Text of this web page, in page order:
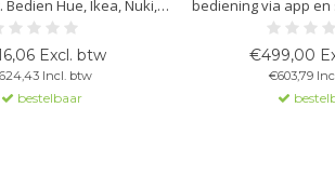
Bedien Hue, Ikea, Nuki,
Shelly e.v.a. via
in ETS. KNX IP-
met tunneling, lokale
en veilige remote
access.
Excl. btw
Incl. btw
bestelbaar
bediening via app en
KNX rechtstreeks
Google Home en
Geen cloud, geen
installatie en
€499,00
€603,79